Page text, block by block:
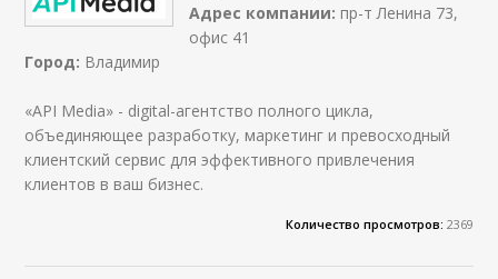
Адрес компании: пр-т Ленина 73,
офис 41
Город: Владимир
«API Media» - digital-агентство полного цикла,
объединяющее разработку, маркетинг и превосходный
клиентский сервис для эффективного привлечения
клиентов в ваш бизнес.
Количество просмотров: 2369